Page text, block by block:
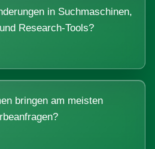
in Suchmaschinen,
Research-Tools?
bringen am meisten